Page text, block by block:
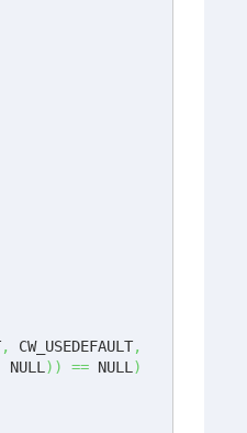
, CW_USEDEFAULT,
NULL ) ) == NULL )